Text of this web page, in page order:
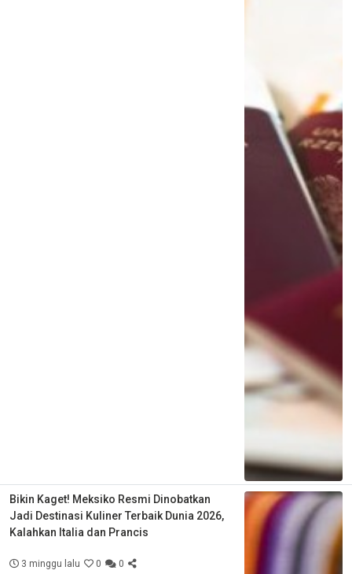
Bikin Kaget! Meksiko Resmi Dinobatkan
Jadi Destinasi Kuliner Terbaik Dunia 2026,
Kalahkan Italia dan Prancis
3 minggu lalu 0 0